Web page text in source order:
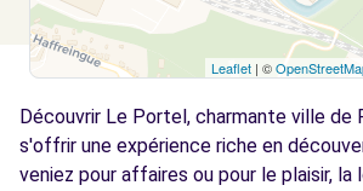
Leaflet | ©
Découvrir Le Portel, charmante ville de
s'offrir une expérience riche en
veniez pour affaires ou pour le plaisir,